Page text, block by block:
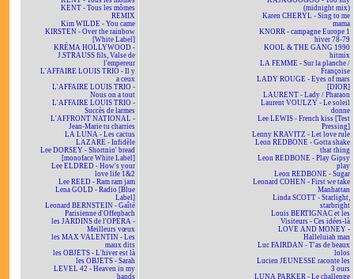
KENT - Tous les mômes
REMIX
Kim WILDE - You came
KIRSTEN - Over the rainbow
[White Label]
KRÉMA HOLLYWOOD -
J.STRAUSS fils, Valse de
l'empereur
L'AFFAIRE LOUIS TRIO - Il y
a ceux
L'AFFAIRE LOUIS TRIO -
Nous on a tout
L'AFFAIRE LOUIS TRIO -
Succès de larmes
L'AFFRONT NATIONAL -
Jean-Marie tu charries
LA LUNA - Les cactus
LAZARE - Infidèle
Lee DORSEY - Shortnin' bread
[monoface White Label]
Lee ELDRED - How's your
love life 1&2
Lee REED - Ram ram jam
Lena GOLD - Radio [Blue
Label]
Leonard BERNSTEIN - Gaîté
Parisienne d'Offenbach
les JARDINS de l'OPÉRA -
Meilleurs vœux
les MAX VALENTIN - Les
maux dits
les OBJETS - L'hiver est là
les OBJETS - Sarah
LEVEL 42 - Heaven in my
hands
(midnight mix)
Karen CHERYL - Sing to me
mama
KNORR - campagne Europe 1
hiver 78-79
KOOL & THE GANG 1990
hitmix
LA FEMME - Sur la planche /
Françoise
LADY ROUGE - Eyes of mars
[DIOR]
LAURENT - Lady / Pharaon
Laurent VOULZY - Le soleil
donne
Lee LEWIS - French kiss [Test
Pressing]
Lenny KRAVITZ - Let love rule
Leon REDBONE - Gotta shake
that thing
Leon REDBONE - Play Gipsy
play
Leon REDBONE - Sugar
Leonard COHEN - First we take
Manhattan
Linda SCOTT - Starlight,
starbright
Louis BERTIGNAC et les
Visiteurs - Ces idées-là
LOVE AND MONEY -
Halleluiah man
Luc FAIRDAN - T'as de beaux
lolos
Lucien JEUNESSE raconte les
3 ours
LUNA PARKER - Le challenge